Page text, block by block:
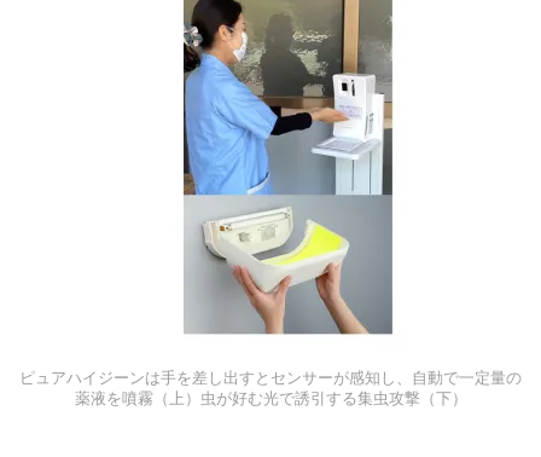
ピュアハイジーンは手を差し出すとセンサーが感知し、自動で一定量の
薬液を噴霧（上）虫が好む光で誘引する集虫攻撃（下）